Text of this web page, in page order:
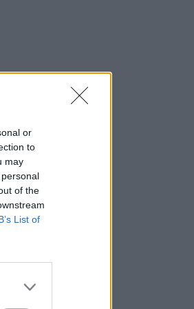
or
to
may
of the
List of